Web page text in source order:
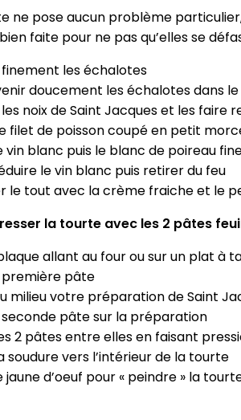
ne pose aucun problème
faite pour ne pas qu’elles se
les échalotes
doucement les échalotes dans
noix de Saint Jacques et les faire
filet de poisson coupé en petit
vin blanc puis le blanc de poireau
le vin blanc puis retirer du feu
le tout avec la crème fraiche et le
la tourte avec les 2 pâtes
allant au four ou sur un plat à
première pâte
milieu votre préparation de Saint
pâte sur la préparation
2 pâtes entre elles en faisant
soudure vers l’intérieur de la tourte
jaune d’oeuf pour « peindre » la